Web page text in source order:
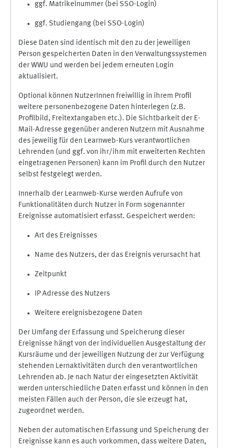
ggf. Matrikelnummer (bei SSO-Login)
ggf. Studiengang (bei SSO-Login)
Diese Daten sind identisch mit den zu der jeweiligen
Person gespeicherten Daten in den Verwaltungssystemen
der WWU und werden bei jedem erneuten Login
aktualisiert.
Optional können NutzerInnen freiwillig in ihrem Profil
weitere personenbezogene Daten hinterlegen (z.B.
Profilbild, Freitextangaben etc.). Die Sichtbarkeit der E-
Mail-Adresse gegenüber anderen Nutzern mit Ausnahme
des jeweilig für den Learnweb-Kurs verantwortlichen
Lehrenden (und ggf. von ihr/ihm mit erweiterten Rechten
eingetragenen Personen) kann im Profil durch den Nutzer
selbst festgelegt werden.
Innerhalb der Learnweb-Kurse werden Aufrufe von
Funktionalitäten durch Nutzer in Form sogenannter
Ereignisse automatisiert erfasst. Gespeichert werden:
Art des Ereignisses
Name des Nutzers, der das Ereignis verursacht hat
Zeitpunkt
IP Adresse des Nutzers
Weitere ereignisbezogene Daten
Der Umfang der Erfassung und Speicherung dieser
Ereignisse hängt von der individuellen Ausgestaltung der
Kursräume und der jeweiligen Nutzung der zur Verfügung
stehenden Lernaktivitäten durch den verantwortlichen
Lehrenden ab. Je nach Natur der eingesetzten Aktivität
werden unterschiedliche Daten erfasst und können in den
meisten Fällen auch der Person, die sie erzeugt hat,
zugeordnet werden.
Neben der automatischen Erfassung und Speicherung der
Ereignisse kann es auch vorkommen, dass weitere Daten,